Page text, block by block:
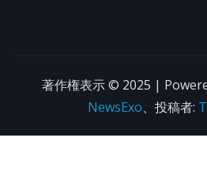
著作権表示 © 2025 |
NewsExo、投稿者: